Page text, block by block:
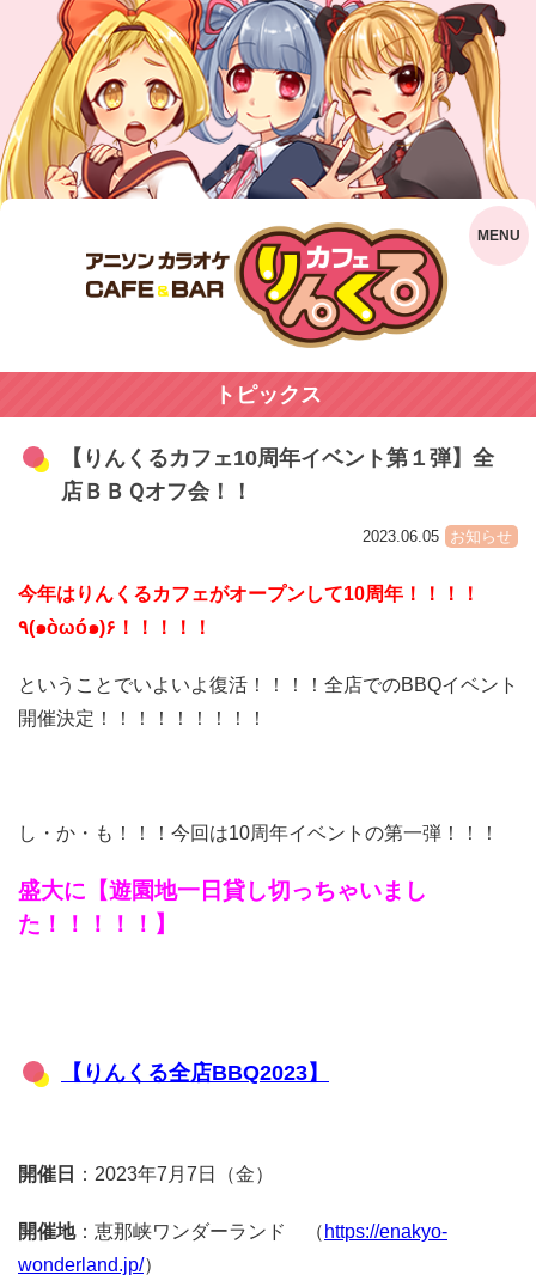
トピックス
【りんくるカフェ10周年イベント第１弾】全
店ＢＢＱオフ会！！
2023.06.05 お知らせ
今年はりんくるカフェがオープンして10周年！！！！
٩(๑òωó๑)۶！！！！！
ということでいよいよ復活！！！！全店でのBBQイベント
開催決定！！！！！！！！！
し・か・も！！！今回は10周年イベントの第一弾！！！
盛大に【遊園地一日貸し切っちゃいまし
た！！！！！】
【りんくる全店BBQ2023】
開催日 ：2023年7月7日（金）
開催地：恵那峡ワンダーランド （ https://enakyo-
wonderland.jp/）